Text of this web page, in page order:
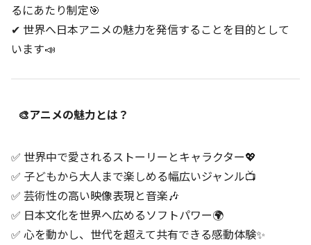
るにあたり制定🎯
✔ 世界へ日本アニメの魅力を発信することを目的として
います📣
🎨アニメの魅力とは？
✅ 世界中で愛されるストーリーとキャラクター💖
✅ 子どもから大人まで楽しめる幅広いジャンル📺
✅ 芸術性の高い映像表現と音楽🎶
✅ 日本文化を世界へ広めるソフトパワー🌍
✅ 心を動かし、世代を超えて共有できる感動体験✨